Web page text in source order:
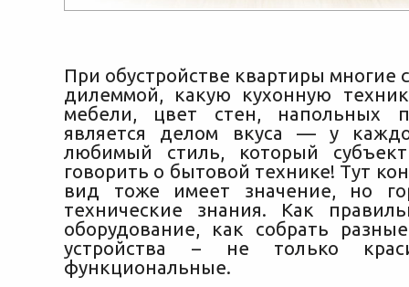
При обустройстве квартиры многие
дилеммой, какую кухонную
мебели, цвет стен, напольных
является делом вкуса — у
любимый стиль, который
говорить о бытовой технике! Тут
вид тоже имеет значение, но
технические знания. Как
оборудование, как собрать
устройства – не только
функциональные.